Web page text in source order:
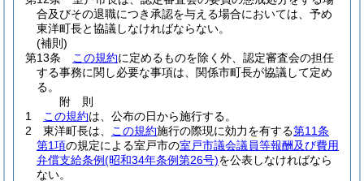
合及びその退職につき承認を与える場合においては、予め
東洋町長と協議しなければならない。
(補則)
第13条
この規約に定めるものを除く外、認定審査会の担任
する事務に関し必要な事項は、関係市町長が協議して定め
る。
附 則
1
この規約は、公布の日から施行する。
2
東洋町長は、 この規約施行の際現に効力を有する第11条
第1項の規定による室戸市の室戸市議会議員等報酬及び費用
弁償支給条例(昭和34年条例第26号)を公表しなければなら
ない。